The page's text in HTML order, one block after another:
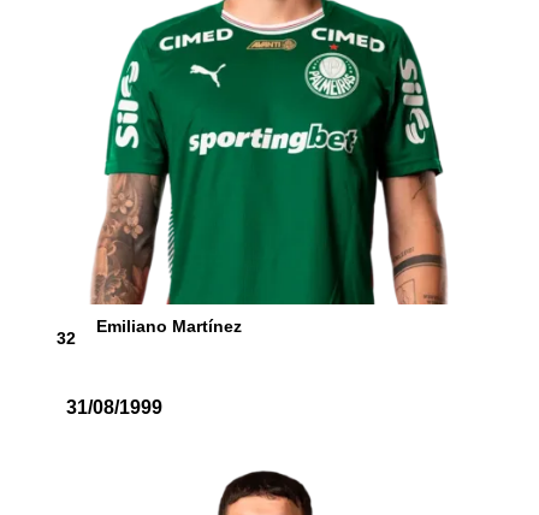
32
Emiliano Martínez
31/08/1999